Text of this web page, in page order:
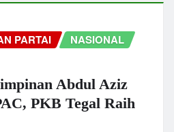
PARTAI
NASIONAL
Abdul Aziz
PKB Tegal Raih